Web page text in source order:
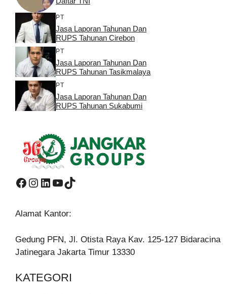
PT
Jasa Laporan Tahunan Dan
RUPS Tahunan Cirebon
PT
Jasa Laporan Tahunan Dan
RUPS Tahunan Tasikmalaya
PT
Jasa Laporan Tahunan Dan
RUPS Tahunan Sukabumi
Facebook
Instagram
LinkedIn
YouTube
TikTok
Alamat Kantor:
Gedung PFN, Jl. Otista Raya Kav. 125-127 Bidaracina
Jatinegara Jakarta Timur 13330
KATEGORI